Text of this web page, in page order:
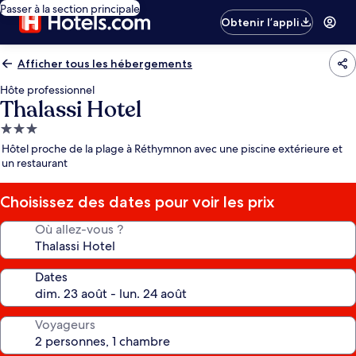
Passer à la section principale
Obtenir l’appli
Afficher tous les hébergements
Hôte professionnel
Thalassi Hotel
Hébergement
3.0 étoiles
Hôtel proche de la plage à Réthymnon avec une piscine extérieure et
un restaurant
Choisissez des dates pour voir les prix
Où allez-vous ?
Dates
Voyageurs